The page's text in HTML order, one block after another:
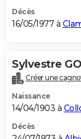
Décès
16/05/1977 à
Sylvestre
Créer une
Naissance
14/04/1903 à
Décès